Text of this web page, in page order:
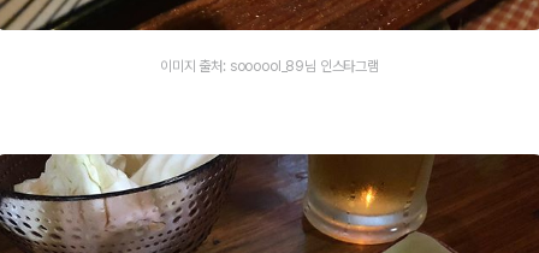
이미지 출처: soooool_89님 인스타그램